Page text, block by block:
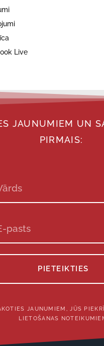
Live
JAUNUMIEM UN
PIRMAIS:
PIETEIKTIES
JAUNUMIEM, JŪS
LIETOŠANAS